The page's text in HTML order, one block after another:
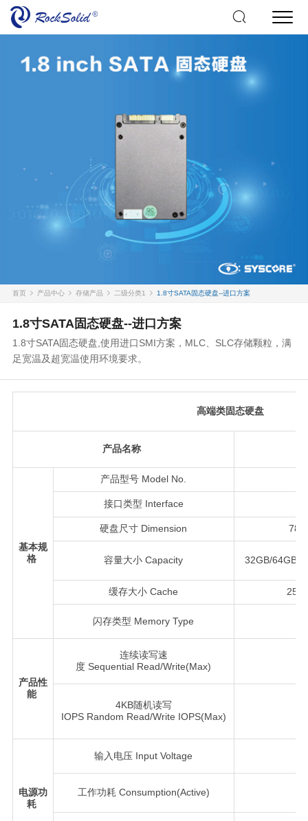
首页 产品中心 存储产品 二级分类1 1.8寸SATA固态硬盘--进口方案
1.8寸SATA固态硬盘--进口方案
1.8寸SATA固态硬盘,使用进口SMI方案，MLC、SLC存储颗粒，满
足宽温及超宽温使用环境要求。
高端类固态硬盘
产品名称
基本规
格
产品型号 Model No.
接口类型 Interface
硬盘尺寸 Dimension
容量大小 Capacity 32GB/64GB/
缓存大小 Cache
闪存类型 Memory Type
产品性
能
连续读写速
度 Sequential Read/Write(Max)
4KB随机读写
IOPS Random Read/Write IOPS(Max)
电源功
耗
输入电压 Input Voltage
工作功耗 Consumption(Active)